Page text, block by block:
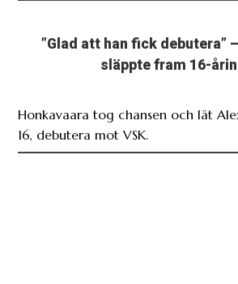
”Glad att han fick debutera”
släppte fram 16-
Honkavaara tog chansen och lät
16, debutera mot VSK.